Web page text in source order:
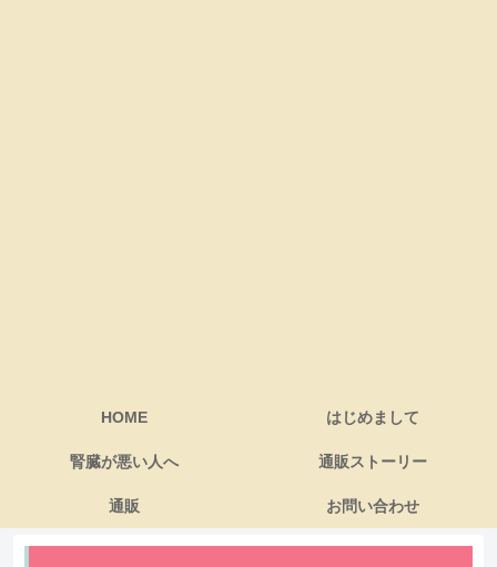
HOME はじめまして
腎臓が悪い人へ 通販ストーリー
通販 お問い合わせ